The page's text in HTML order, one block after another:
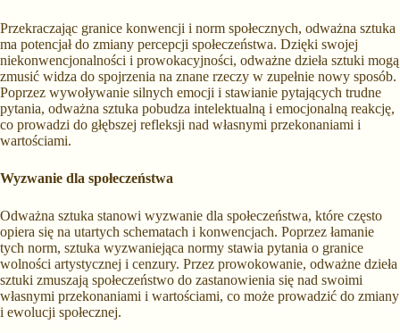
Przekraczając granice konwencji i norm społecznych, odważna sztuka
ma potencjał do zmiany percepcji społeczeństwa. Dzięki swojej
niekonwencjonalności i prowokacyjności, odważne dzieła sztuki mogą
zmusić widza do spojrzenia na znane rzeczy w zupełnie nowy sposób.
Poprzez wywoływanie silnych emocji i stawianie pytających trudne
pytania, odważna sztuka pobudza intelektualną i emocjonalną reakcję,
co prowadzi do głębszej refleksji nad własnymi przekonaniami i
wartościami.
Wyzwanie dla społeczeństwa
Odważna sztuka stanowi wyzwanie dla społeczeństwa, które często
opiera się na utartych schematach i konwencjach. Poprzez łamanie
tych norm, sztuka wyzwaniejąca normy stawia pytania o granice
wolności artystycznej i cenzury. Przez prowokowanie, odważne dzieła
sztuki zmuszają społeczeństwo do zastanowienia się nad swoimi
własnymi przekonaniami i wartościami, co może prowadzić do zmiany
i ewolucji społecznej.